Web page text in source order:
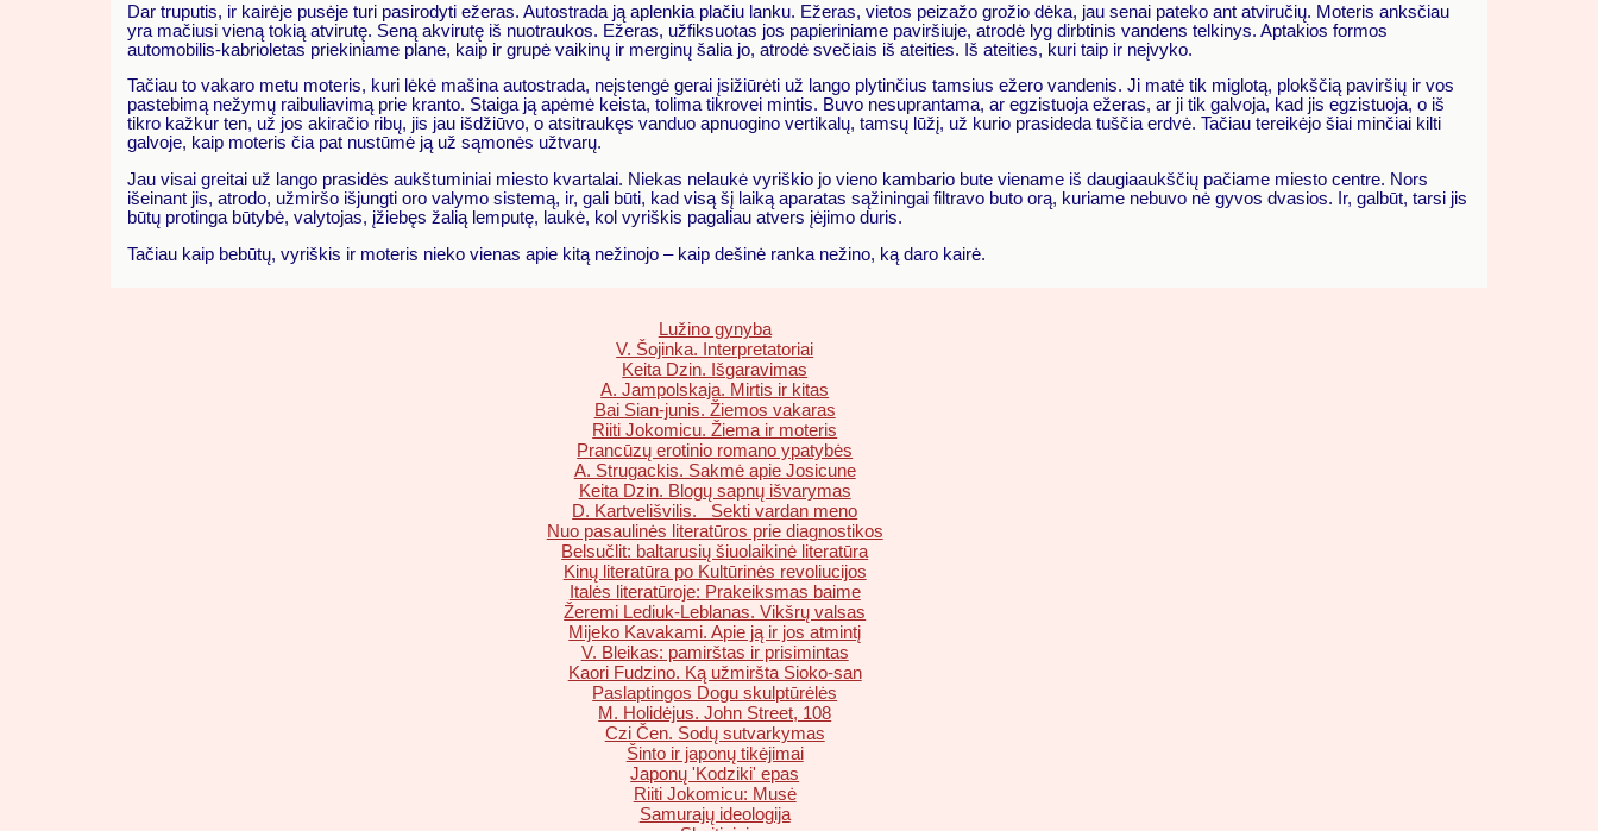
Dar truputis, ir kairėje pusėje turi pasirodyti ežeras. Autostrada ją aplenkia plačiu lanku. Ežeras, vietos peizažo grožio dėka, jau senai pateko ant atviručių. Moteris anksčiau
yra mačiusi vieną tokią atvirutę. Seną akvirutę iš nuotraukos. Ežeras, užfiksuotas jos papieriniame paviršiuje, atrodė lyg dirbtinis vandens telkinys. Aptakios formos
automobilis-kabrioletas priekiniame plane, kaip ir grupė vaikinų ir merginų šalia jo, atrodė svečiais iš ateities. Iš ateities, kuri taip ir neįvyko.
Tačiau to vakaro metu moteris, kuri lėkė mašina autostrada, neįstengė gerai įsižiūrėti už lango plytinčius tamsius ežero vandenis. Ji matė tik miglotą, plokščią paviršių ir vos
pastebimą nežymų raibuliavimą prie kranto. Staiga ją apėmė keista, tolima tikrovei mintis. Buvo nesuprantama, ar egzistuoja ežeras, ar ji tik galvoja, kad jis egzistuoja, o iš
tikro kažkur ten, už jos akiračio ribų, jis jau išdžiūvo, o atsitraukęs vanduo apnuogino vertikalų, tamsų lūžį, už kurio prasideda tuščia erdvė. Tačiau tereikėjo šiai minčiai kilti
galvoje, kaip moteris čia pat nustūmė ją už sąmonės užtvarų.
Jau visai greitai už lango prasidės aukštuminiai miesto kvartalai. Niekas nelaukė vyriškio jo vieno kambario bute viename iš daugiaaukščių pačiame miesto centre. Nors
išeinant jis, atrodo, užmiršo išjungti oro valymo sistemą, ir, gali būti, kad visą šį laiką aparatas sąžiningai filtravo buto orą, kuriame nebuvo nė gyvos dvasios. Ir, galbūt, tarsi jis
būtų protinga būtybė, valytojas, įžiebęs žalią lemputę, laukė, kol vyriškis pagaliau atvers įėjimo duris.
Tačiau kaip bebūtų, vyriškis ir moteris nieko vienas apie kitą nežinojo – kaip dešinė ranka nežino, ką daro kairė.
Lužino gynyba
V. Šojinka. Interpretatoriai
Keita Dzin. Išgaravimas
A. Jampolskaja. Mirtis ir kitas
Bai Sian-junis. Žiemos vakaras
Riiti Jokomicu. Žiema ir moteris
Prancūzų erotinio romano ypatybės
A. Strugackis. Sakmė apie Josicune
Keita Dzin. Blogų sapnų išvarymas
D. Kartvelišvilis. Sekti vardan meno
Nuo pasaulinės literatūros prie diagnostikos
Belsučlit: baltarusių šiuolaikinė literatūra
Kinų literatūra po Kultūrinės revoliucijos
Italės literatūroje: Prakeiksmas baime
Žeremi Lediuk-Leblanas. Vikšrų valsas
Mijeko Kavakami. Apie ją ir jos atmintį
V. Bleikas: pamirštas ir prisimintas
Kaori Fudzino. Ką užmiršta Sioko-san
Paslaptingos Dogu skulptūrėlės
M. Holidėjus. John Street, 108
Czi Čen. Sodų sutvarkymas
Šinto ir japonų tikėjimai
Japonų 'Kodziki' epas
Riiti Jokomicu: Musė
Samurajų ideologija